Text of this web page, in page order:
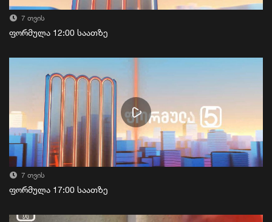
7 თვის
ფორმულა 12:00 საათზე
7 თვის
ფორმულა 17:00 საათზე